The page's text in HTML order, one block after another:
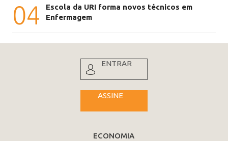
04
Escola da URI forma novos técnicos em
Enfermagem
ENTRAR
ASSINE
ECONOMIA